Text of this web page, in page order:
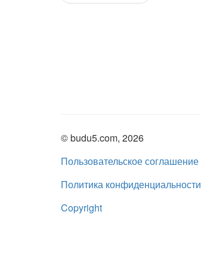
© budu5.com, 2026
Пользовательское соглашение
Политика конфиденциальности
Copyright